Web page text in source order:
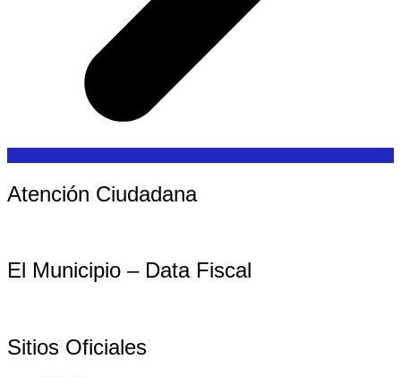
Atención Ciudadana
El Municipio – Data Fiscal
Sitios Oficiales